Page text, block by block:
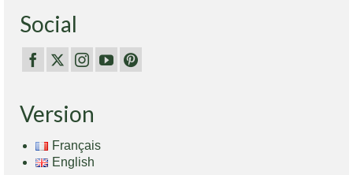
Social
Version
Français
English